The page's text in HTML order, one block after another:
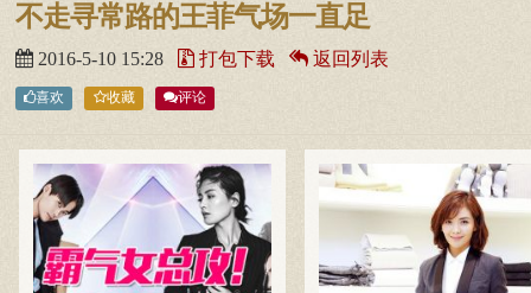
不走寻常路的王菲气场一直足
2016-5-10 15:28 打包下载 返回列表
喜欢 收藏 评论